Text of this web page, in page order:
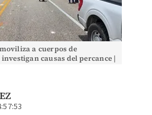
a cuerpos de
causas del percance |